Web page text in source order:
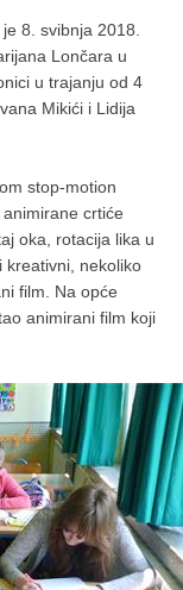
8. svibnja 2018.
Lončara u
u trajanju od 4
Mikići i Lidija
stop-motion
crtiće
oka, rotacija lika u
kreativni, nekoliko
film. Na opće
animirani film koji